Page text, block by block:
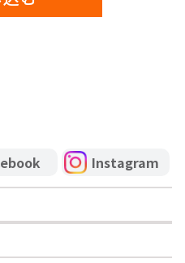
します。
た個人情報の開示、訂
る場合は、下記へご連絡
の開示等の手続につい
Instagram